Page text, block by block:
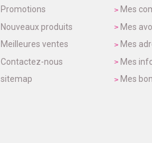
Promotions
Nouveaux produits
Meilleures ventes
Contactez-nous
sitemap
Mes
Mes
Mes
Mes
Mes